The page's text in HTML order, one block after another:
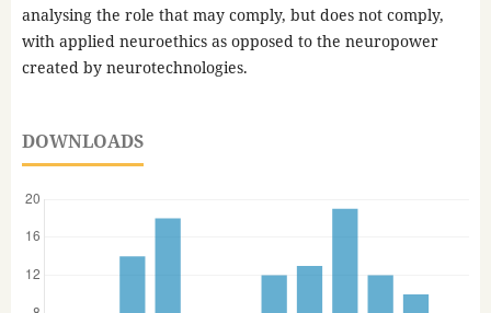
analysing the role that may comply, but does not comply,
with applied neuroethics as opposed to the neuropower
created by neurotechnologies.
DOWNLOADS